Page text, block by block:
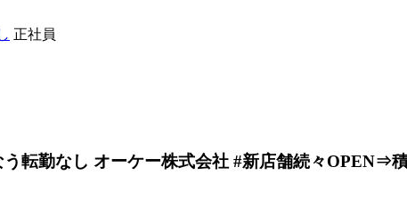
正社員
転勤なし オーケー株式会社 #新店舗続々OPEN⇒